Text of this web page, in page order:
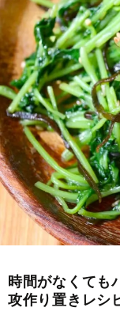
時間がなくても
攻作り置きレシ